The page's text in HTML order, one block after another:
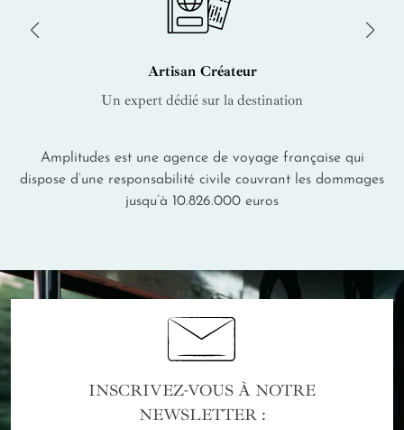
Artisan Créateur
Un expert dédié sur la destination
Amplitudes est une agence de voyage française qui
dispose d’une responsabilité civile couvrant les dommages
jusqu’à 10.826.000 euros
INSCRIVEZ-VOUS À NOTRE
NEWSLETTER :